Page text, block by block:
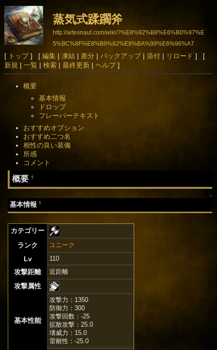
蒸気式蹂躙斧
http://artesnaut.com/wiki/?%E8%92%B8%E6%B0%97%E
5%BC%8F%E8%B9%82%E8%BA%99%E6%96%A7
[ トップ] [ 編集| 凍結| 差分 | バックアップ| 添付| リロード ] [
新規 | 一覧 | 検索| 最終更新| ヘルプ]
概要
基本情報
ドロップ
フレーバーテキスト
おすすめオプション
おすすめ二つ名
相性の良い装備
所感
コメント
概要†
↑
基本情報†
カテゴリー
ランク
ユニーク
Lv 110
攻撃距離 近距離
攻撃属性
基本性能
攻撃力：1350
防御力：300
攻撃回数：-25
拡散攻撃：25.0
壊威力：15.0
雷耐性：-25.0